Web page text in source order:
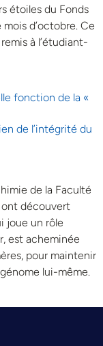
étoiles du Fonds
d’octobre. Ce
à l’étudiant-
fonction de la «
de l’intégrité du
de la Faculté
ont découvert
joue un rôle
est acheminée
pour maintenir
lui-même.